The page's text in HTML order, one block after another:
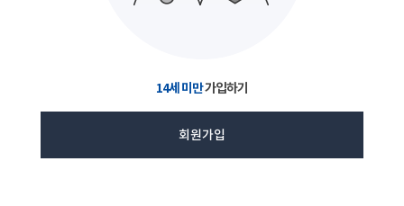
14세 미만가입하기
회원가입